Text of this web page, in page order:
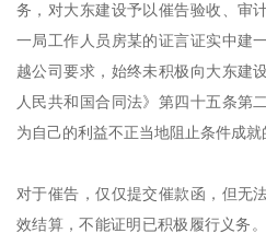
务，对大东建设予以催告验收、审
一局工作人员房某的证言证实中建
越公司要求，始终未积极向大东建
人民共和国合同法》第四十五条第
为自己的利益不正当地阻止条件成就
对于催告，仅仅提交催款函，但无
效结算，不能证明已积极履行义务